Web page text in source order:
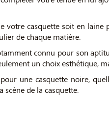
casquette soit en
de chaque matière.
connu pour son
un choix esthétique,
une casquette noire,
de la casquette.